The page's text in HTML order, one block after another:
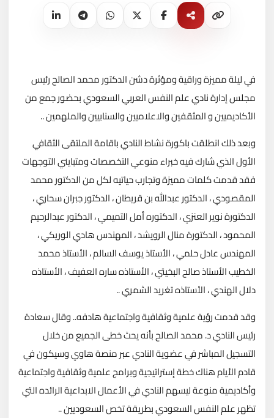
في ليلة مميزة وراقية ومؤثرة دشن الدكتور محمد الصالح رئيس
مجلس إدارة نادي علم النفس العربي السعودي بحضور جمع من
الأكاديميين و المثقفين والاعلاميين والسنابيين والملهمين ..
وبعد ذلك انطلقت باكورة نشاط النادي باقامة الملتقى الثقافي
الأول الذي شارك فيه خبراء منوعي التخصصات ومتبايني التوجهات
فقد قدمت كلمات مميزة وتجارب حياتيه لكل من الدكتور محمد
المقصودي ، الدكتور عبدالله بن قريطان ، الدكتور جبران سحاري ،
الدكتورة نوير العنزي ، الدكتوره أمل التميمي ، الدكتور عبدالرحيم
المحمود ، الدكتورة منال الرويشد ، المهندس هادي الوريكي ،
المهندس عادل حلمي ، الأستاذ يوسف السالم ، الأستاذ محمد
الخطيب الأستاذ صالح البخيتي ، الأستاذه ساره العفيف ، الأستاذه
دلال الهندي ، الأستاذه تغريد الشمري ..
وقد قدمت رؤية علمية وثقافية واجتماعية هادفه.. وقال سعادة
رئيس النادي د. محمد الصالح بأنه يحث خطى الجميع من خلال
التسجيل المباشر في عضوية النادي عبر منصة هاوي وسيكون في
قادم الأيام هناك خطة إستراتيجية وبرامج علمية وثقافية واجتماعية
وأكاديمية منوعة ليسهم النادي في الأعمال الابداعية الرائده التي
تظهر علم النفس السعودي بطريقة تخص السعوديين ..